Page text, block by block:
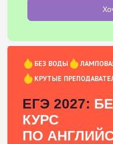
БЕЗ ВОДЫ
КРУТЫЕ
ЕГЭ 2027:
КУРС
ПО